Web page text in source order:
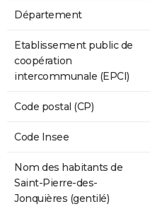
Département
Etablissement public de
coopération
intercommunale (EPCI)
Code postal (CP)
Code Insee
Nom des habitants de
Saint-Pierre-des-
Jonquières (gentilé)